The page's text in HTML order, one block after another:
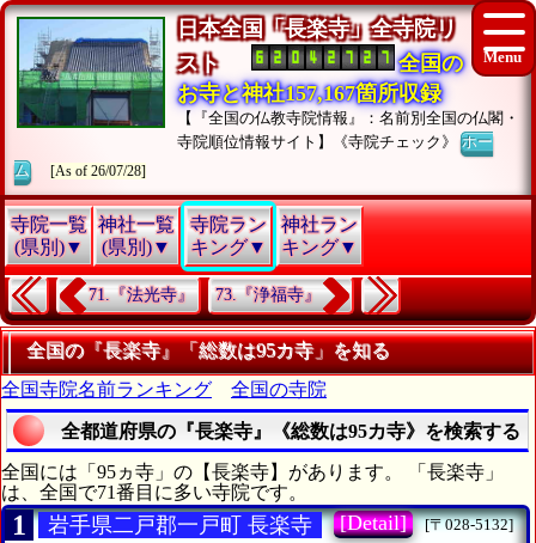
日本全国「長楽寺」全寺院リ
スト
全国の
お寺と神社157,167箇所収録
【『全国の仏教寺院情報』：名前別全国の仏閣・
寺院順位情報サイト】《寺院チェック》ホー
ム
[As of 26/07/28]
寺院一覧
(県別)▼
神社一覧
(県別)▼
寺院ラン
キング▼
神社ラン
キング▼
71.『法光寺』 73.『浄福寺』
全国の『長楽寺』「総数は95カ寺」を知る
全国寺院名前ランキング
全国の寺院
全都道府県の『長楽寺』《総数は95カ寺》を検索する
全国には「95ヵ寺」の【長楽寺】があります。 「長楽寺」
は、全国で71番目に多い寺院です。
1 岩手県二戸郡一戸町 長楽寺 [Detail]
[〒028-5132]